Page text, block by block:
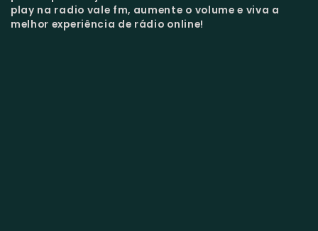
play na radio vale fm, aumente o volume e viva a
melhor experiência de rádio online!